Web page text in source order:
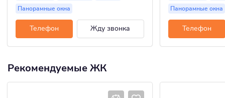
Панорамные окна
Телефон Жду звонка
Панорамные окна
Телефон
Рекомендуемые ЖК